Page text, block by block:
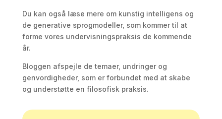
Du kan også læse mere om kunstig intelligens og
de generative sprogmodeller, som kommer til at
forme vores undervisningspraksis de kommende
år.
Bloggen afspejle de temaer, undringer og
genvordigheder, som er forbundet med at skabe
og understøtte en filosofisk praksis.